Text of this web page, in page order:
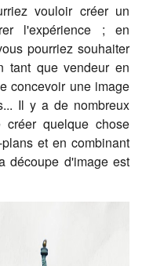
vouloir créer un
l'expérience ; en
pourriez souhaiter
tant que vendeur en
concevoir une image
Il y a de nombreux
quelque chose
et en combinant
découpe d'image est